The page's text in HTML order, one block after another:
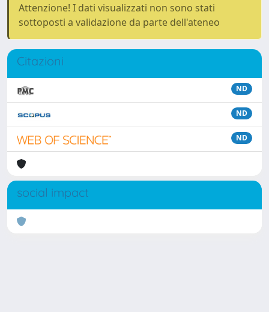
Attenzione! I dati visualizzati non sono stati
sottoposti a validazione da parte dell'ateneo
Citazioni
ND
ND
ND
social impact